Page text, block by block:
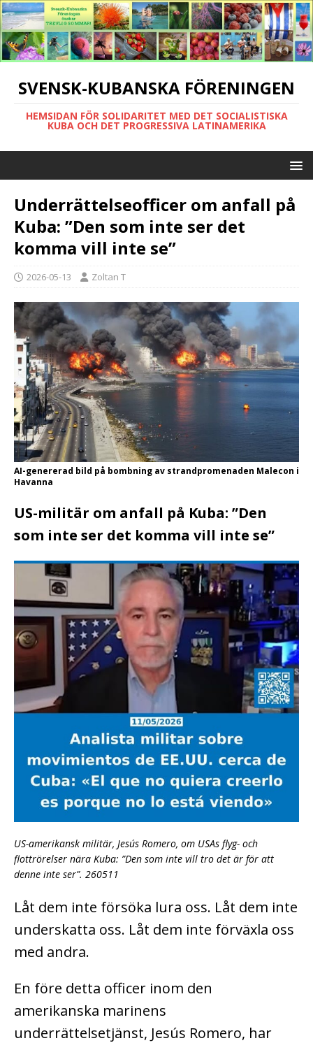
SVENSK-KUBANSKA FÖRENINGEN
HEMSIDAN FÖR SOLIDARITET MED DET SOCIALISTISKA
KUBA OCH DET PROGRESSIVA LATINAMERIKA
Underrättelseofficer om anfall på
Kuba: ”Den som inte ser det
komma vill inte se”
2026-05-13 Zoltan T
AI-genererad bild på bombning av strandpromenaden Malecon i
Havanna
US-militär om anfall på Kuba: ”Den
som inte ser det komma vill inte se”
US-amerikansk militär, Jesús Romero, om USAs flyg- och
flottrörelser nära Kuba: ”Den som inte vill tro det är för att
denne inte ser”. 260511
Låt dem inte försöka lura oss. Låt dem inte
underskatta oss. Låt dem inte förväxla oss
med andra.
En före detta officer inom den
amerikanska marinens
underrättelsetjänst, Jesús Romero, har